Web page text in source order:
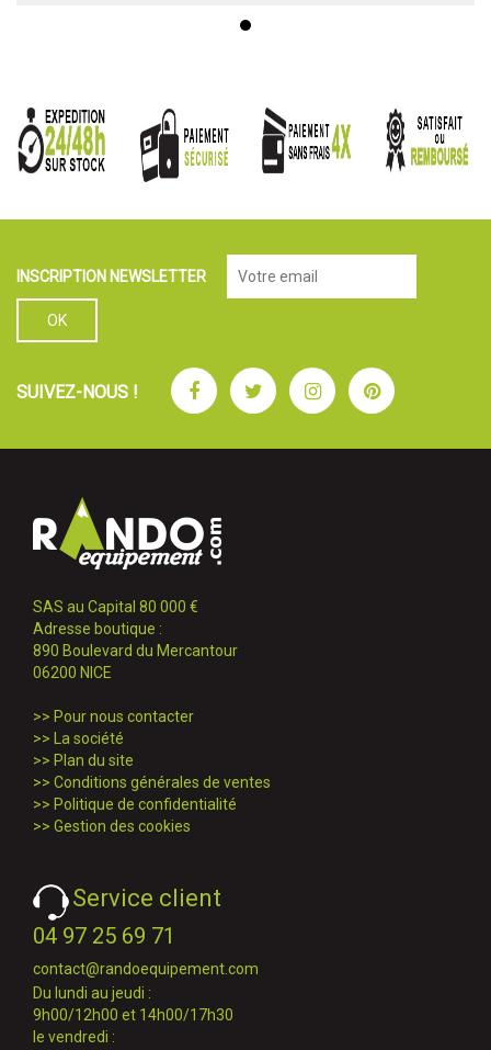
INSCRIPTION NEWSLETTER
SUIVEZ-NOUS ! FacebookTwitterInstagramPinterest
SAS au Capital 80 000 €
Adresse boutique :
890 Boulevard du Mercantour
06200 NICE
>> Pour nous contacter
>> La société
>> Plan du site
>> Conditions générales de ventes
>> Politique de confidentialité
>> Gestion des cookies
Service client
04 97 25 69 71
contact@randoequipement.com
Du lundi au jeudi :
9h00/12h00 et 14h00/17h30
le vendredi :